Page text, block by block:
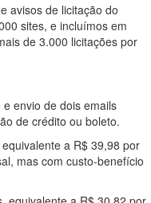
avisos de licitação do
sites, e incluímos em
de 3.000 licitações por
envio de dois emails
de crédito ou boleto.
a R$ 39,98 por
mas com custo-benefício